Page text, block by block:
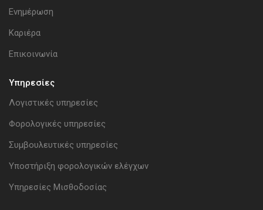
Ενημέρωση
Καριέρα
Επικοινωνία
Υπηρεσίες
Λογιστικές υπηρεσίες
Φορολογικές υπηρεσίες
Συμβουλευτικές υπηρεσίες
Υποστήριξη φορολογικών ελέγχων
Υπηρεσίες Μισθοδοσίας